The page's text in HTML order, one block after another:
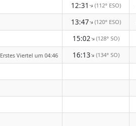
12:31 ↑(112° ESO)
13:47↑(120° ESO)
15:02↑(128° SO)
Erstes Viertel um 04:46 16:13↑(134° SO)